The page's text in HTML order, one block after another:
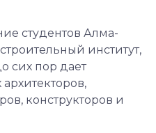
студентов Алма-
институт,
сих пор дает
конструкторов и